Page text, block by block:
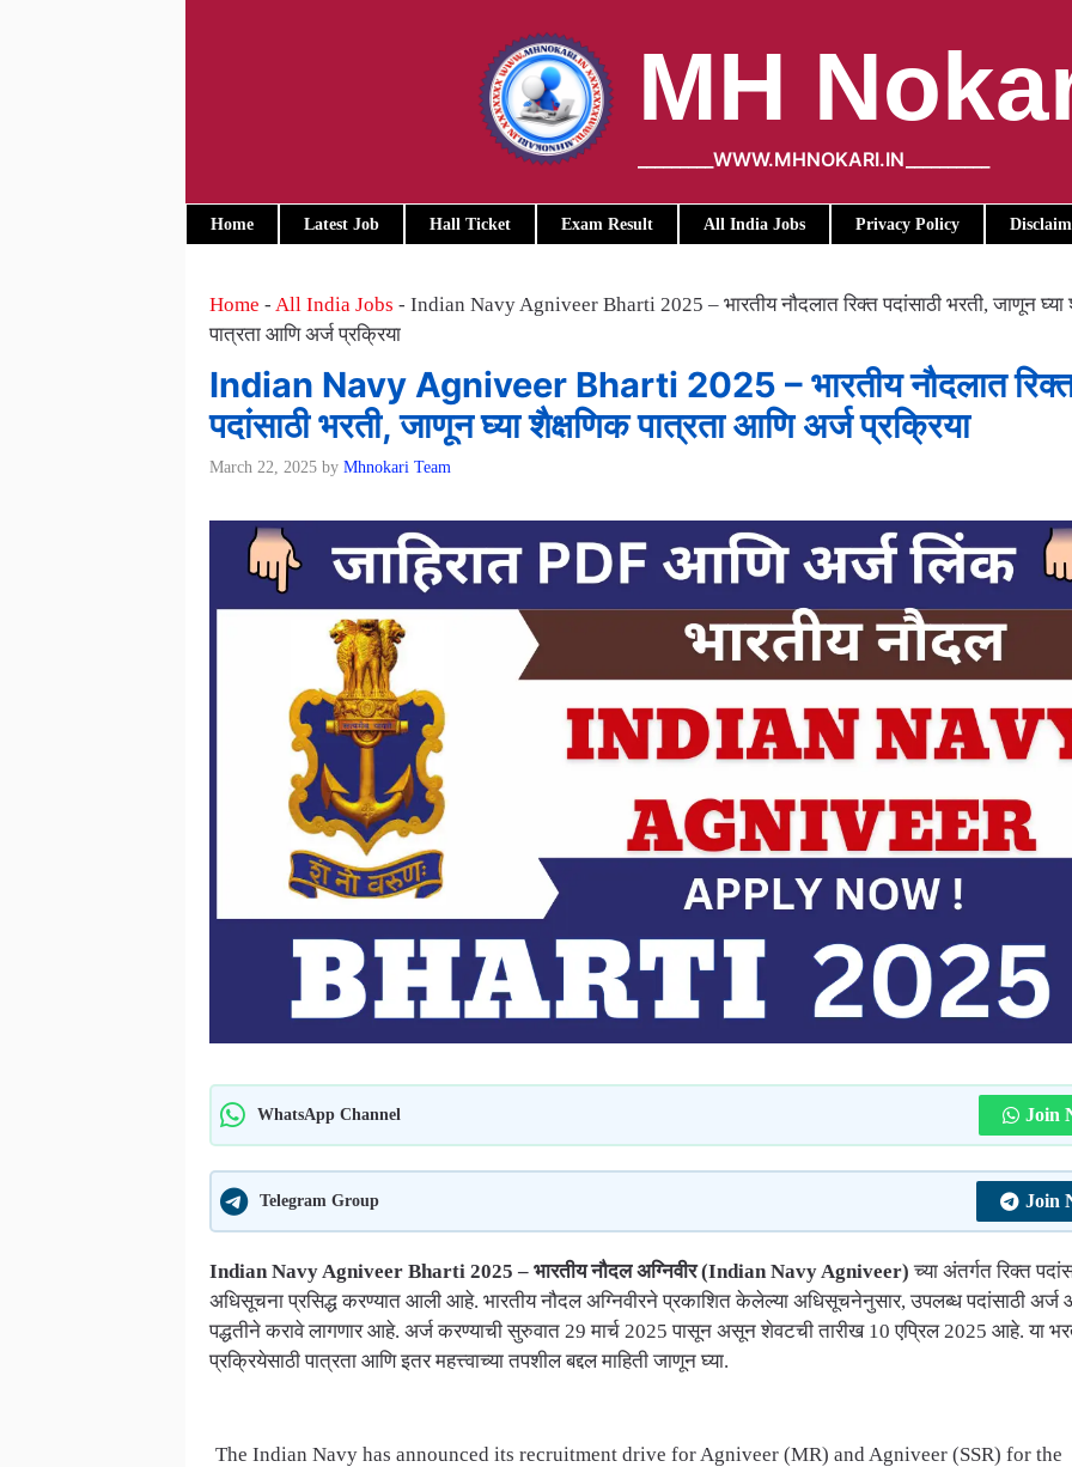
MH
_________WWW.MHNOKARI.IN__________
Home Latest Job Hall Ticket Exam Result All India Jobs Privacy Policy
Home - All India Jobs - Indian Navy Agniveer Bharti 2025 – भारतीय नौदलात रिक्त पदांसाठी भरती, जाणून घ्या
पात्रता आणि अर्ज प्रक्रिया
Indian Navy Agniveer Bharti 2025 – भारतीय नौदलात
पदांसाठी भरती, जाणून घ्या शैक्षणिक पात्रता आणि अर्ज प्रक्रिया
March 22, 2025 by Mhnokari Team
WhatsApp Channel Join
Telegram Group Join
Indian Navy Agniveer Bharti 2025 – भारतीय नौदल अग्निवीर (Indian Navy Agniveer) च्या अंतर्गत रिक्त
अधिसूचना प्रसिद्ध करण्यात आली आहे. भारतीय नौदल अग्निवीरने प्रकाशित केलेल्या अधिसूचनेनुसार, उपलब्ध पदांसाठी
पद्धतीने करावे लागणार आहे. अर्ज करण्याची सुरुवात 29 मार्च 2025 पासून असून शेवटची तारीख 10 एप्रिल 2025 आहे. या
प्रक्रियेसाठी पात्रता आणि इतर महत्त्वाच्या तपशील बद्दल माहिती जाणून घ्या.
The Indian Navy has announced its recruitment drive for Agniveer (MR) and Agniveer (SSR) for the